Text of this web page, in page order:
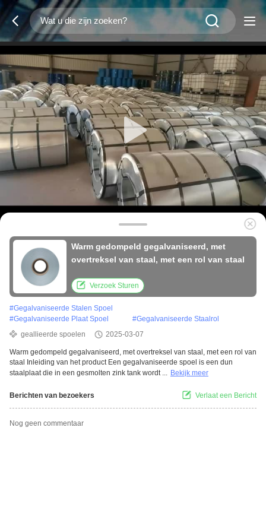
Warm gedompeld gegalvaniseerd, met
overtreksel van staal, met een rol van staal
Verzoek Sturen
#Gegalvaniseerde Stalen Spoel
#Gegalvaniseerde Plaat Spoel #Gegalvaniseerde Staalrol
geallieerde spoelen
2025-03-07
Warm gedompeld gegalvaniseerd, met overtreksel van staal, met een rol van
staal Inleiding van het product Een gegalvaniseerde spoel is een dun
staalplaat die in een gesmolten zink tank wordt ... Bekijk meer
Berichten van bezoekers Verlaat een Bericht
Nog geen commentaar